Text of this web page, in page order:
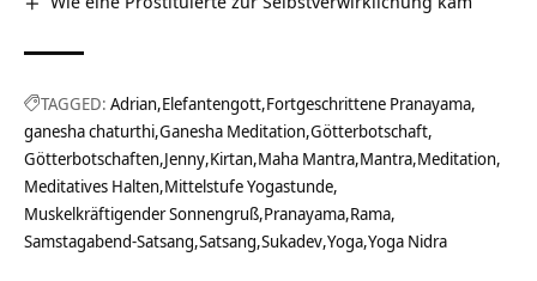
TAGGED: Adrian Elefantengott Fortgeschrittene Pranayama
ganesha chaturthi Ganesha Meditation Götterbotschaft
Götterbotschaften Jenny Kirtan Maha Mantra Mantra Meditation
Meditatives Halten Mittelstufe Yogastunde
Muskelkräftigender Sonnengruß Pranayama Rama
Samstagabend-Satsang Satsang Sukadev Yoga Yoga Nidra